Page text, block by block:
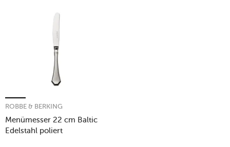
Menümesser 22 cm Baltic
Edelstahl poliert
ROBBE & BERKING